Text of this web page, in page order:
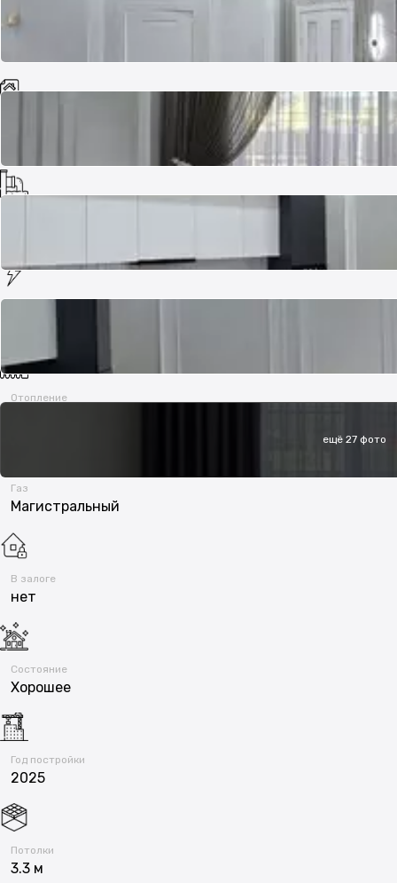
ещё 27 фото
ЛПХ (личное подсобное хозяйство)
Отопление
Газ
Магистральный
В залоге
нет
Состояние
Хорошее
Год постройки
2025
Потолки
3.3 м